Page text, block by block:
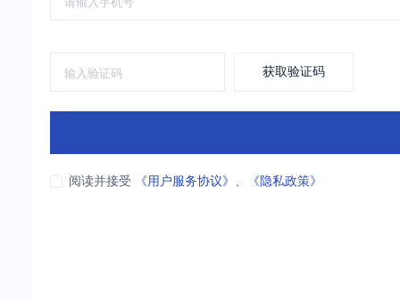
获取验证码
阅读并接受 《用户服务协议》 、 《隐私政策》